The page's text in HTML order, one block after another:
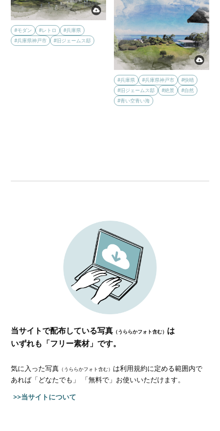
#モダン #レトロ
#兵庫県
#兵庫県神戸市
#旧ジェームス邸
#兵庫県 #兵庫県神戸市
#快晴
#旧ジェームス邸
#絶景
#自然
#青い空青い海
当サイトで配布している写真 （うららかフォト含む） は
いずれも「フリー素材」です。
気に入った写真 （うららかフォト含む） は利用規約に定める範囲内で
あれば「どなたでも」 「無料で」お使いいただけます。
>>当サイトについて